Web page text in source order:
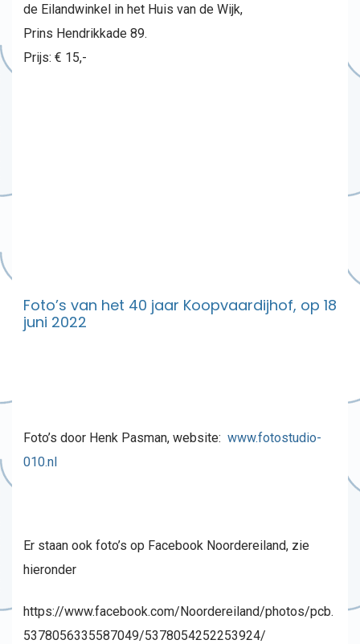
de Eilandwinkel in het Huis van de Wijk,
Prins Hendrikkade 89.
Prijs: € 15,-
Foto’s van het 40 jaar Koopvaardijhof, op 18
juni 2022
Foto’s door Henk Pasman, website: www.fotostudio-
010.nl
Er staan ook foto’s op Facebook Noordereiland, zie
hieronder
https://www.facebook.com/Noordereiland/photos/pcb.
5378056335587049/5378054252253924/